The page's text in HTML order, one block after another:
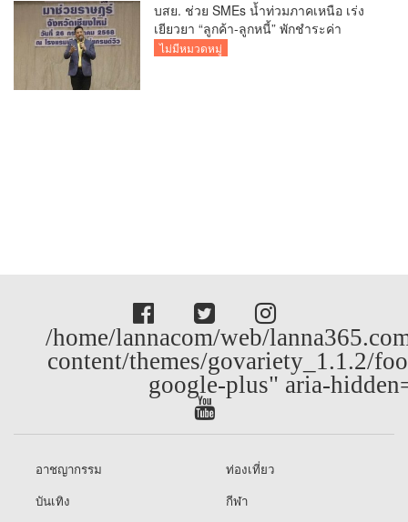
บสย. ช่วย SMEs น้ำท่วมภาคเหนือ เร่ง
เยียวยา “ลูกค้า-ลูกหนี้” พักชำระค่า
ธรรมเนียม-ค่างวด
ไม่มีหมวดหมู่
/home/lannacom/web/
content/themes/govariety_1.1.2/
google-plus" aria-
อาชญากรรม
ท่องเที่ยว
บันเทิง
กีฬา